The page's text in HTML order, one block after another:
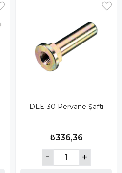
DLE-30 Pervane Şaftı
₺336,36